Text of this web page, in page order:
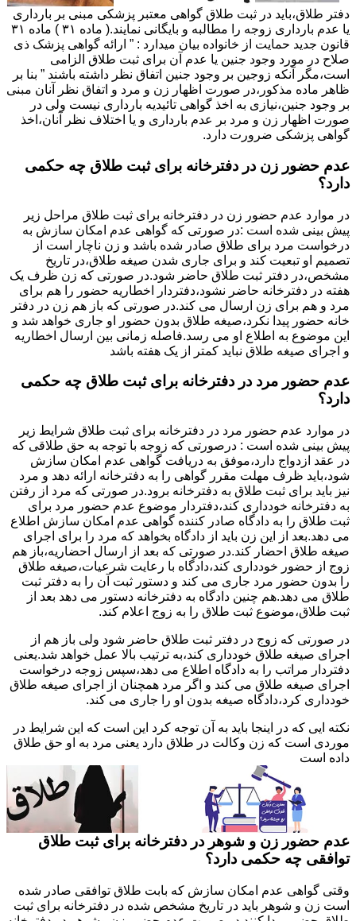
دفتر طلاق،باید در ثبت طلاق گواهی معتبر پزشکی مبنی بر بارداری
یا عدم بارداری زوجه را مطالبه و بایگانی نمایند.( ماده ۳۱ ) ماده ۳۱
قانون جدید حمایت از خانواده بیان میدارد : ” ارائه گواهی پزشک ذی
صلاح در مورد وجود جنین یا عدم آن برای ثبت طلاق الزامی
است،مگر آنکه زوجین بر وجود جنین اتفاق نظر داشته باشند ” بنا بر
ظاهر ماده مذکور،در صورت اظهار زن و مرد و اتفاق نظر آنان مبنی
بر وجود جنین،نیازی به اخذ گواهی تائیدیه بارداری نیست ولی در
صورت اظهار زن و مرد بر عدم بارداری و یا اختلاف نظر آنان،اخذ
گواهی پزشکی ضرورت دارد.
عدم حضور زن در دفترخانه برای ثبت طلاق چه حکمی
دارد؟
در موارد عدم حضور زن در دفترخانه برای ثبت طلاق مراحل زیر
پیش بینی شده است :در صورتی که گواهی عدم امکان سازش به
درخواست مرد برای طلاق صادر شده باشد و زن ناچار است از
تصمیم او تبعیت کند و برای جاری شدن صیغه طلاق،در تاریخ
مشخص،در دفتر ثبت طلاق حاضر شود.در صورتی که زن ظرف یک
هفته در دفترخانه حاضر نشود،دفتردار اخطاریه حضور را هم برای
مرد و هم برای زن ارسال می کند.در صورتی که باز هم زن در دفتر
خانه حضور پیدا نکرد،صیغه طلاق بدون حضور او جاری خواهد شد و
این موضوع به اطلاع او می رسد.فاصله زمانی بین ارسال اخطاریه
و اجرای صیغه طلاق نباید کمتر از یک هفته باشد
عدم حضور مرد در دفترخانه برای ثبت طلاق چه حکمی
دارد؟
در موارد عدم حضور مرد در دفترخانه برای ثبت طلاق شرایط زیر
پیش بینی شده است : درصورتی که زوجه با توجه به حق طلاقی که
در عقد ازدواج دارد،موفق به دریافت گواهی عدم امکان سازش
شود،باید ظرف مهلت مقرر گواهی را به دفترخانه ارائه دهد و مرد
نیز باید برای ثبت طلاق به دفترخانه برود.در صورتی که مرد از رفتن
به دفترخانه خودداری کند،دفتردار موضوع عدم حضور مرد برای
ثبت طلاق را به دادگاه صادر کننده گواهی عدم امکان سازش اطلاع
می دهد.بعد از این زن باید از دادگاه بخواهد که مرد را برای اجرای
صیغه طلاق احضار کند.در صورتی که بعد از ارسال احضاریه،باز هم
زوج از حضور خودداری کند،دادگاه با رعایت شرعیات،صیغه طلاق
را بدون حضور مرد جاری می کند و دستور ثبت آن را به دفتر ثبت
طلاق می دهد.هم چنین دادگاه به دفترخانه دستور می دهد بعد از
ثبت طلاق،موضوع ثبت طلاق را به زوج اعلام کند.
در صورتی که زوج در دفتر ثبت طلاق حاضر شود ولی باز هم از
اجرای صیغه طلاق خودداری کند،به ترتیب بالا عمل خواهد شد.یعنی
دفتردار مراتب را به دادگاه اطلاع می دهد،سپس زوجه درخواست
اجرای صیغه طلاق می کند و اگر مرد همچنان از اجرای صیغه طلاق
خودداری کرد،دادگاه صیغه بدون او را جاری می کند.
نکته ایی که در اینجا باید به آن توجه کرد این است که این شرایط در
موردی است که زن وکالت در طلاق دارد یعنی مرد به او حق طلاق
داده است
عدم حضور زن و شوهر در دفترخانه برای ثبت طلاق
توافقی چه حکمی دارد؟
وقتی گواهی عدم امکان سازش که بابت طلاق توافقی صادر شده
است زن و شوهر باید در تاریخ مشخص شده در دفترخانه برای ثبت